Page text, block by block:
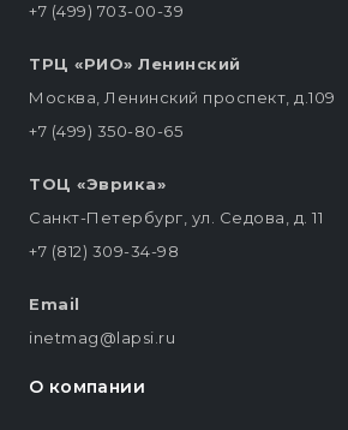
+7 (499) 703-00-39
ТРЦ «РИО» Ленинский
Москва, Ленинский проспект, д.109
+7 (499) 350-80-65
ТОЦ «Эврика»
Санкт-Петербург, ул. Седова, д. 11
+7 (812) 309-34-98
Email
inetmag@lapsi.ru
О компании